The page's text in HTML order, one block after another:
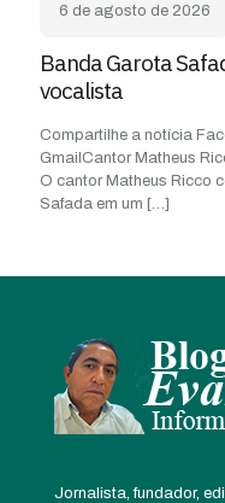
6 de agosto de 2026
Banda Garota
vocalista
Compartilhe a notícia
GmailCantor Matheus
O cantor Matheus Ricco
Safada em um […]
Jornalista, fundador,